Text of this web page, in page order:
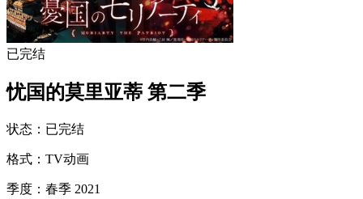
已完结
忧国的莫里亚蒂 第二季
状态 ： 已完结
格式 ： TV动画
季度 ： 春季 2021